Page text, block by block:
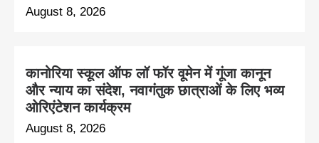
August 8, 2026
कानोरिया स्कूल ऑफ लॉ फॉर वूमेन में गूंजा कानून
और न्याय का संदेश, नवागंतुक छात्राओं के लिए भव्य
ओरिएंटेशन कार्यक्रम
August 8, 2026